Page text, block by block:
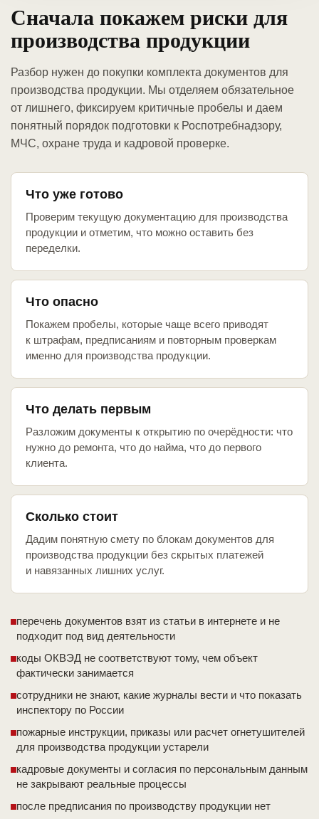
Сначала покажем риски для
производства продукции
Разбор нужен до покупки комплекта документов для
производства продукции. Мы отделяем обязательное
от лишнего, фиксируем критичные пробелы и даем
понятный порядок подготовки к Роспотребнадзору,
МЧС, охране труда и кадровой проверке.
Что уже готово
Проверим текущую документацию для производства
продукции и отметим, что можно оставить без
переделки.
Что опасно
Покажем пробелы, которые чаще всего приводят
к штрафам, предписаниям и повторным проверкам
именно для производства продукции.
Что делать первым
Разложим документы к открытию по очерёдности: что
нужно до ремонта, что до найма, что до первого
клиента.
Сколько стоит
Дадим понятную смету по блокам документов для
производства продукции без скрытых платежей
и навязанных лишних услуг.
перечень документов взят из статьи в интернете и не
подходит под вид деятельности
коды ОКВЭД не соответствуют тому, чем объект
фактически занимается
сотрудники не знают, какие журналы вести и что показать
инспектору по России
пожарные инструкции, приказы или расчет огнетушителей
для производства продукции устарели
кадровые документы и согласия по персональным данным
не закрывают реальные процессы
после предписания по производству продукции нет